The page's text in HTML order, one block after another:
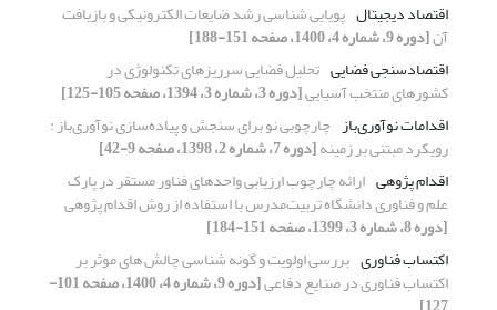
اقتصاد دیجیتال پویایی شناسی رشد ضایعات الکترونیکی و بازیافت
آن[دوره 9، شماره 4، 1400، صفحه 151-188]
اقتصادسنجی فضایی تحلیل فضایی سرریزهای تکنولوژی در
کشورهای منتخب آسیایی[دوره 3، شماره 3، 1394، صفحه 105-125]
اقدامات نوآوری‌باز چارچوبی نو برای سنجش و پیاده‌سازی نوآوری‌باز :
رویکرد مبتنی بر زمینه[دوره 7، شماره 2، 1398، صفحه 9-42]
اقدام پژوهی ارائه چارچوب ارزیابی واحد‌های فناور مستقر در پارک‌‌
علم و فناوری دانشگاه تربیت‌مدرس با استفاده از روش اقدام پژوهی
[دوره 8، شماره 3، 1399، صفحه 151-184]
اکتساب فناوری بررسی اولویت و گونه شناسی چالش های موثر بر
اکتساب فناوری در صنایع دفاعی [دوره 9، شماره 4، 1400، صفحه 101-